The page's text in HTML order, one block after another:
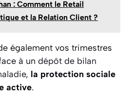
: Comment le Retail
et la Relation Client ?
également vos trimestres
à un dépôt de bilan
, la protection sociale
active.